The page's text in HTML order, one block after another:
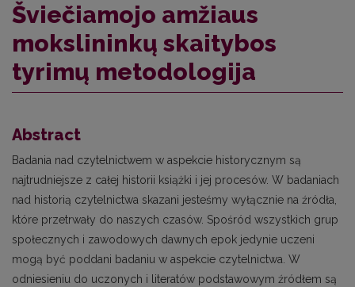
Šviečiamojo amžiaus
mokslininkų skaitybos
tyrimų metodologija
Abstract
Badania nad czytelnictwem w aspekcie historycznym są
najtrudniejsze z całej historii książki i jej procesów. W badaniach
nad historią czytelnictwa skazani jesteśmy wyłącznie na źródła,
które przetrwały do naszych czasów. Spośród wszystkich grup
społecznych i zawodowych dawnych epok jedynie uczeni
mogą być poddani badaniu w aspekcie czytelnictwa. W
odniesieniu do uczonych i literatów podstawowym źródłem są